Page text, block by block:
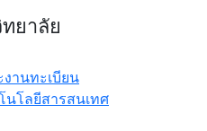
ยาลัย
านทะเบียน
นโลยีสารสนเทศ